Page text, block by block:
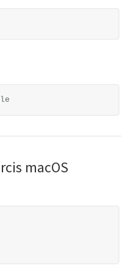
macOS